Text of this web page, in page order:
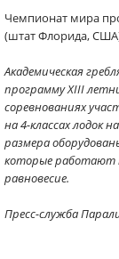
Чемпионат мира
(штат Флорида,
Академическая
программу XIII
соревнованиях
на 4-классах лодок
размера
которые работают
равновесие.
Пресс-служба